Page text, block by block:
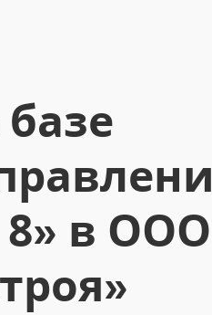
8» в ООО